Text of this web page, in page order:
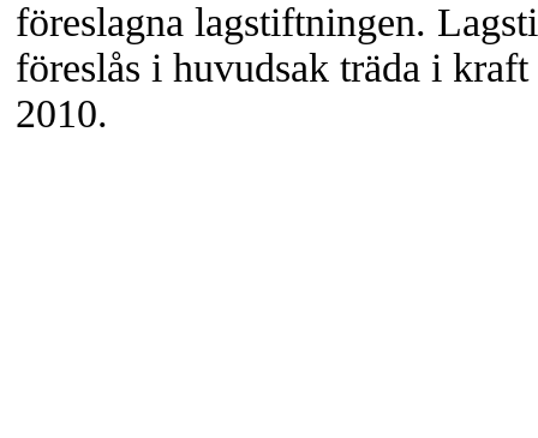
föreslagna lagstiftningen.
föreslås i huvudsak träda i
2010.